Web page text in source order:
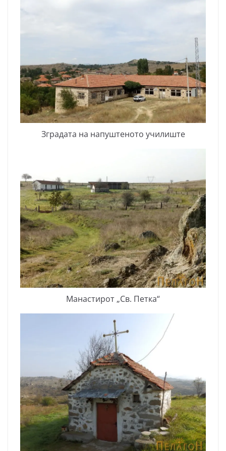
Зградата на напуштеното училиште
Манастирот „Св. Петка“